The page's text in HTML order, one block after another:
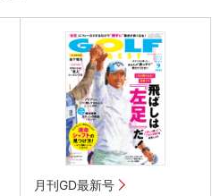
月刊GD最新号